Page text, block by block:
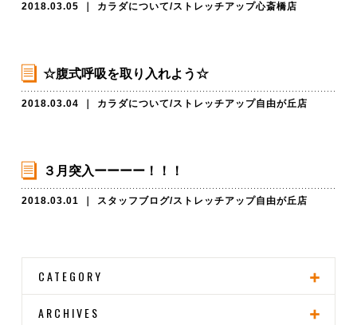
2018.03.05 カラダについて/ストレッチアップ心斎橋店
☆腹式呼吸を取り入れよう☆
2018.03.04 カラダについて/ストレッチアップ自由が丘店
３月突入ーーーー！！！
2018.03.01 スタッフブログ/ストレッチアップ自由が丘店
CATEGORY
ARCHIVES